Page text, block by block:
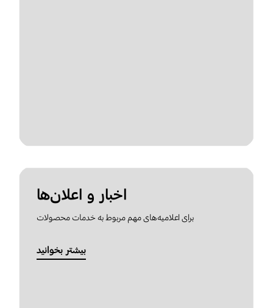
اخبار و اعلان‌ها
برای اعلامیه‌های مهم مربوط به خدمات محصولات
بیشتر بخوانید